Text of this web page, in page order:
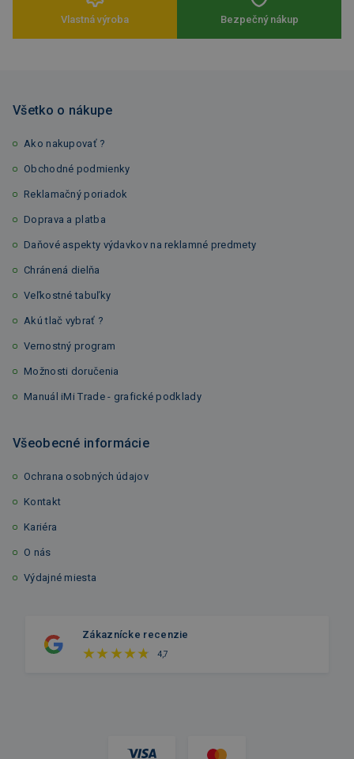
Vlastná výroba Bezpečný nákup
Všetko o nákupe
Ako nakupovať ?
Obchodné podmienky
Reklamačný poriadok
Doprava a platba
Daňové aspekty výdavkov na reklamné predmety
Chránená dielňa
Veľkostné tabuľky
Akú tlač vybrať ?
Vernostný program
Možnosti doručenia
Manuál iMi Trade - grafické podklady
Všeobecné informácie
Ochrana osobných údajov
Kontakt
Kariéra
O nás
Výdajné miesta
Zákaznícke recenzie
4,7